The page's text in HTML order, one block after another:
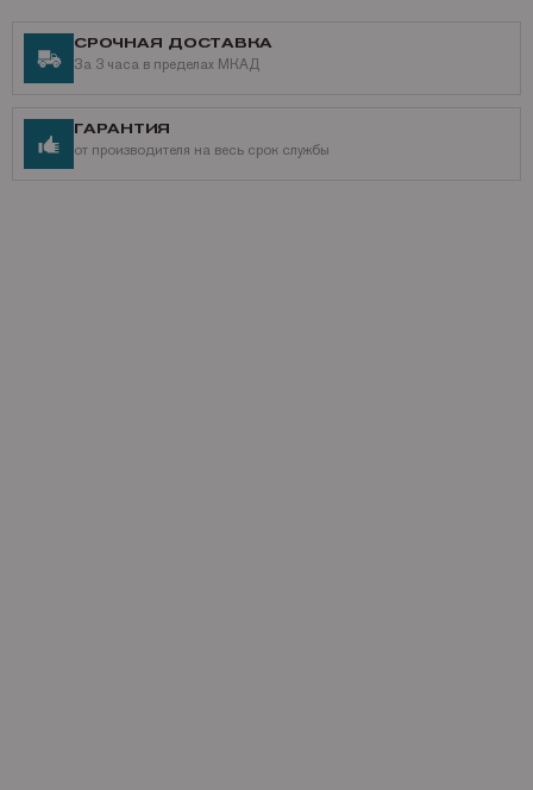
СРОЧНАЯ ДОСТАВКА
За 3 часа в пределах МКАД
ГАРАНТИЯ
от производителя на весь срок службы